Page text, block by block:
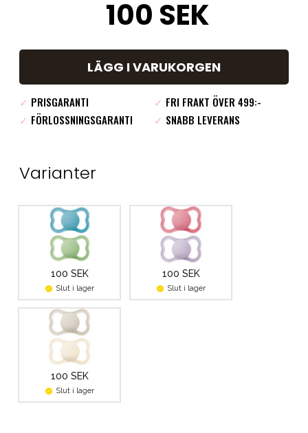
100 SEK
LÄGG I VARUKORGEN
✓ PRISGARANTI ✓ FRI FRAKT ÖVER 499:-
✓ FÖRLOSSNINGSGARANTI ✓ SNABB LEVERANS
Varianter
100 SEK
Slut i lager
100 SEK
Slut i lager
100 SEK
Slut i lager